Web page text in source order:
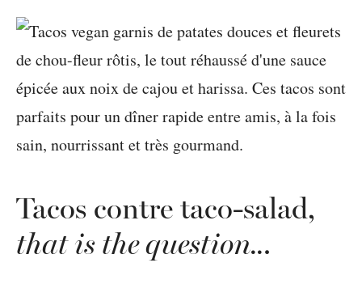
Tacos contre taco-salad,
that is the question...